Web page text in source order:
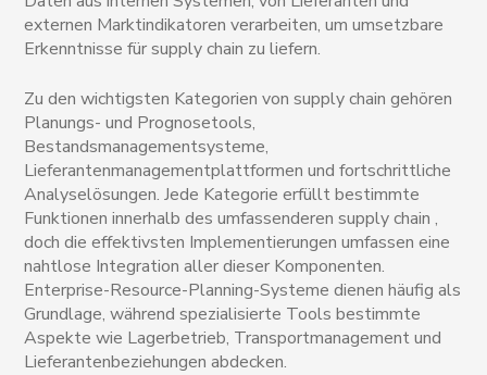
externen Marktindikatoren verarbeiten, um umsetzbare
Erkenntnisse für supply chain zu liefern.
Zu den wichtigsten Kategorien von supply chain gehören
Planungs- und Prognosetools,
Bestandsmanagementsysteme,
Lieferantenmanagementplattformen und fortschrittliche
Analyselösungen. Jede Kategorie erfüllt bestimmte
Funktionen innerhalb des umfassenderen supply chain ,
doch die effektivsten Implementierungen umfassen eine
nahtlose Integration aller dieser Komponenten.
Enterprise-Resource-Planning-Systeme dienen häufig als
Grundlage, während spezialisierte Tools bestimmte
Aspekte wie Lagerbetrieb, Transportmanagement und
Lieferantenbeziehungen abdecken.